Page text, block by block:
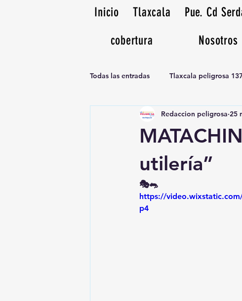
Inicio Tlaxcala Pue. Cd
cobertura
Nosotros
Todas las entradas Tlaxcala peligrosa
Noticias Musicales radio 1370am
utilería”
Redaccion peligrosa 25
🎭🐀
https://
p4